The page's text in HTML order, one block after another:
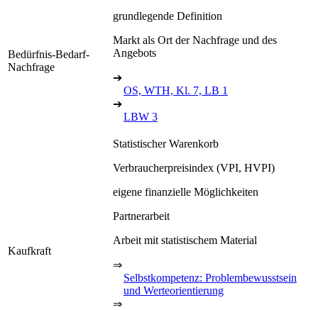
Bedürfnis-Bedarf-
Nachfrage
grundlegende Definition
Markt als Ort der Nachfrage und des
Angebots
➔
OS, WTH, Kl. 7, LB 1
➔
LBW 3
Kaufkraft
Statistischer Warenkorb
Verbraucherpreisindex (VPI, HVPI)
eigene finanzielle Möglichkeiten
Partnerarbeit
Arbeit mit statistischem Material
⇒
Selbstkompetenz: Problembewusstsein
und Werteorientierung
⇒